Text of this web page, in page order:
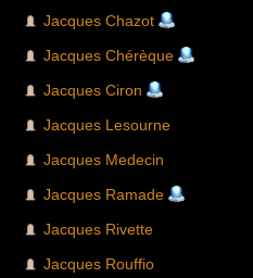
Jacques Chazot
Jacques Chérèque
Jacques Ciron
Jacques Lesourne
Jacques Medecin
Jacques Ramade
Jacques Rivette
Jacques Rouffio